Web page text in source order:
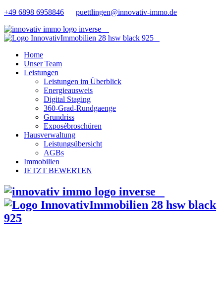
+49 6898 6958846 puettlingen@innovativ-immo.de
Home
Unser Team
Leistungen
Leistungen im Überblick
Energieausweis
Digital Staging
360-Grad-Rundgaenge
Grundriss
Exposébroschüren
Hausverwaltung
Leistungsübersicht
AGBs
Immobilien
JETZT BEWERTEN